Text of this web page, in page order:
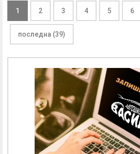
1 2 3 4 5 6
последна (39)